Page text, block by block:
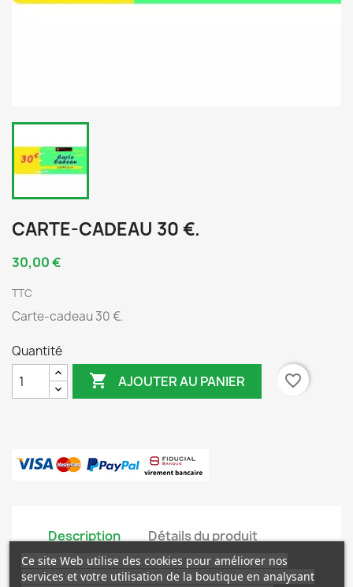
CARTE-CADEAU 30 €.
30,00 €
TTC
Carte-cadeau 30 €.
Quantité
 AJOUTER AU PANIER favorite_border
Description Détails du produit
Carte-cadeau 30 €.
Ce site Web utilise des cookies pour améliorer nos
services et votre utilisation de la boutique en analysant